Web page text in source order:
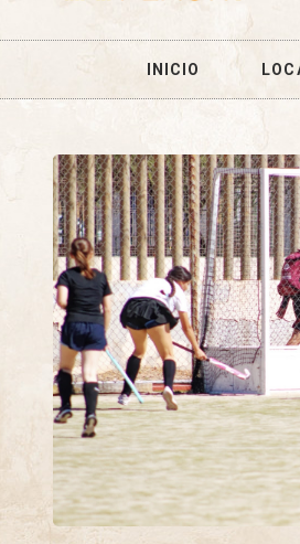
INICIO